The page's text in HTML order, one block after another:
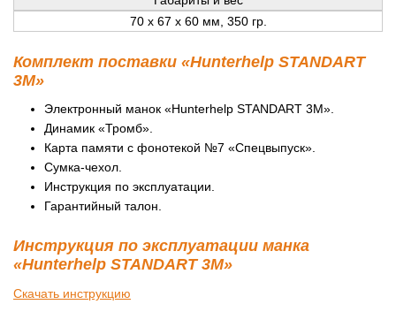
70 x 67 x 60 мм, 350 гр.
Комплект поставки «Hunterhelp STANDART
3M»
Электронный манок «Hunterhelp STANDART 3M».
Динамик «Тромб».
Карта памяти с фонотекой №7 «Спецвыпуск».
Сумка-чехол.
Инструкция по эксплуатации.
Гарантийный талон.
Инструкция по эксплуатации манка
«Hunterhelp STANDART 3M»
Скачать инструкцию